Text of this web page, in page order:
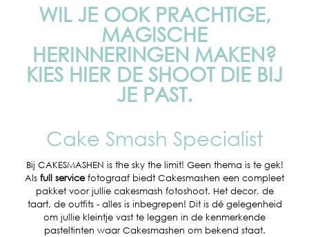
WIL JE OOK PRACHTIGE,
MAGISCHE
HERINNERINGEN MAKEN?
KIES HIER DE SHOOT DIE BIJ
JE PAST.
Cake Smash Specialist
Bij CAKESMASHEN is the sky the limit! Geen thema is te gek!
Als full servicefotograaf biedt Cakesmashen een compleet
pakket voor jullie cakesmash fotoshoot. Het decor, de
taart, de outfits - alles is inbegrepen! Dit is dé gelegenheid
om jullie kleintje vast te leggen in de kenmerkende
pasteltinten waar Cakesmashen om bekend staat.